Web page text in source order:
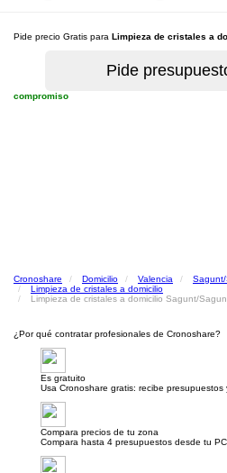
Pide precio Gratis para Limpieza de cristales a
compromiso
Cronoshare Domicilio Valencia
Limpieza de cristales a domicilio
Limpieza de cristales a domicilio Sagunt/
¿Por qué contratar profesionales de Cronoshare?
Es gratuito
Usa Cronoshare gratis: recibe
Compara precios de tu zona
Compara hasta 4 presupuestos desde tu